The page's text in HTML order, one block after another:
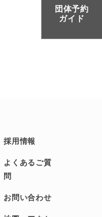
団体予約
ガイド
採用情報
よくあるご質
問
お問い合わせ